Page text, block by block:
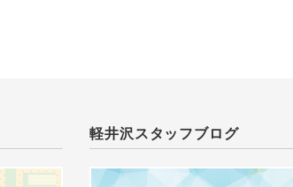
軽井沢スタッフブログ